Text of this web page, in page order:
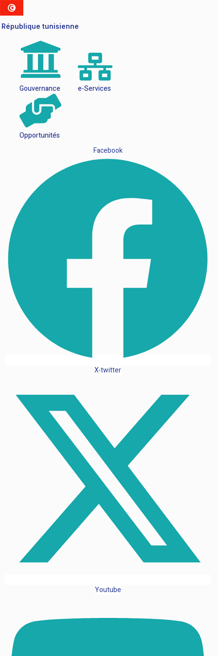
République tunisienne
Gouvernance e-Services
Opportunités
Facebook
X-twitter
Youtube